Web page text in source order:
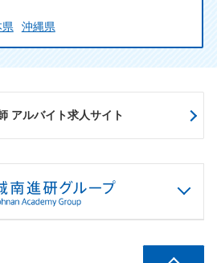
沖縄県
アルバイト求人サイト